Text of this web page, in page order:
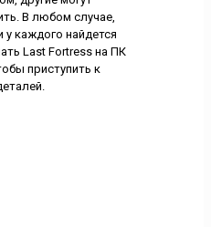
В любом случае,
у каждого найдется
Last Fortress на ПК
приступить к